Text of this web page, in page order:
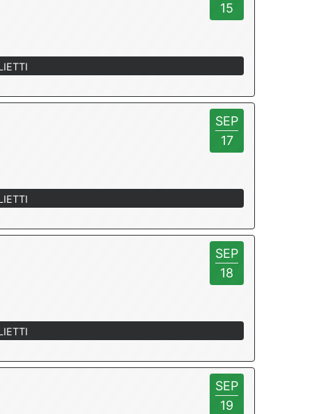
15
SEP
17
SEP
18
SEP
19